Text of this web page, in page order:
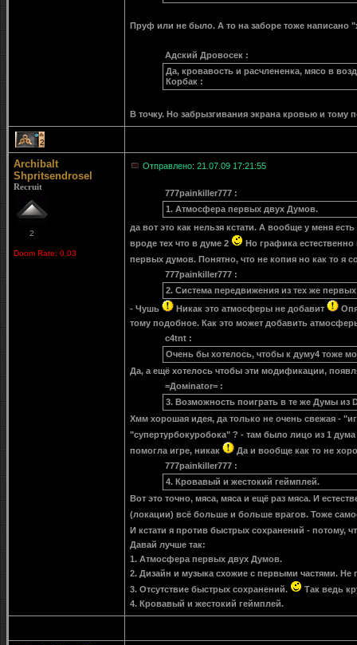
Пруф или не было. А то на заборе тоже написано
Адский Дровосек :
Да, кровавость и расчлененка, мясо в
Корбак :
В точку. Но забрызгивания экрана кровью и тому
2
Archibalt
Shpritsendrosel
Recruit
2
Doom Rate: 0.03
Отправлено: 21.07.09 17:21:55
777painkiller777 :
1. Атмосфера первых двух Думов.
да вот это как нельзя кстати. А вообще у меня
вроде тех что в думе 2
Но графика
первых думов. Понятно, что не копия но как то я
777painkiller777 :
2. Система передвижения из тех же
- Чушь
Никак это атмосферы не добавит
тому подобное. Как это может добавить
c4tnt :
Очень бы хотелось, чтобы к думу4 тоже
Да, а ещё хотелось чтобы эти модификации,
=Домinator= :
3. Возможность поиграть в те же Думы из
Хмм хорошая идея, да только не очень свежая -
"супертурбокуробока" ? - там было лицо из 1
помогла игре, никак
Да и вообще как то не
777painkiller777 :
4. Кровавый и жестокий геймплей.
Вот это точно, мяса, мяса и ещё раз мяса. И
(локации) всё больше и больше врагов. Тоже
И кстати я против быстрых сохранений - потому,
Давай лучше так:
1. Атмосфера первых двух Думов.
2. Дизайн и музыка схожие с первыми частями.
3. Отсутствие быстрых сохранений.
Так ведь
4. Кровавый и жестокий геймплей.